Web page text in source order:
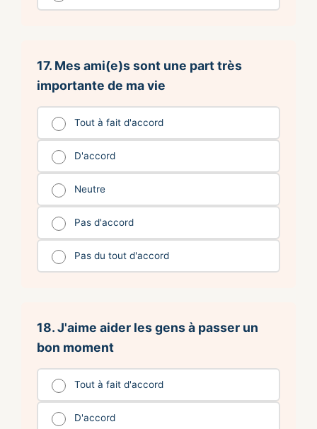
17. Mes ami(e)s sont une part très
importante de ma vie
Tout à fait d'accord
D'accord
Neutre
Pas d'accord
Pas du tout d'accord
18. J'aime aider les gens à passer un
bon moment
Tout à fait d'accord
D'accord